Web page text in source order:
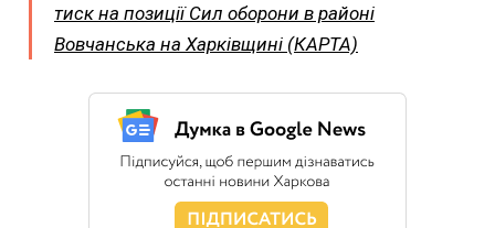
тиск на позиції Сил оборони в районі
Вовчанська на Харківщині (КАРТА)